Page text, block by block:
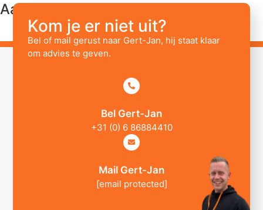
Aanvullende informatie
Kom je er niet uit?
Bel of mail gerust naar Gert-Jan, hij staat klaar
om advies te geven.
Bel Gert-Jan
+31 (0) 6 86884410
Mail Gert-Jan
[email protected]